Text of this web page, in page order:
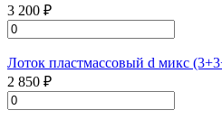
3 200 ₽
Лоток пластмассовый d микс
2 850 ₽